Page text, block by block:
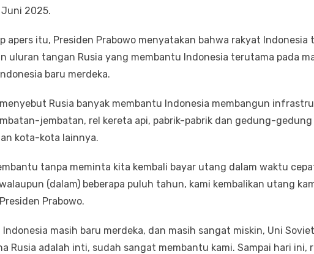
Juni 2025.
apers itu, Presiden Prabowo menyatakan bahwa rakyat Indonesia
uluran tangan Rusia yang membantu Indonesia terutama pada
baru merdeka.
Rusia banyak membantu Indonesia membangun
jembatan, rel kereta api, pabrik-pabrik dan gedung-gedung
kota-kota lainnya.
tanpa meminta kita kembali bayar utang dalam waktu
(dalam) beberapa puluh tahun, kami kembalikan utang
Prabowo.
Indonesia masih baru merdeka, dan masih sangat miskin, Uni
Rusia adalah inti, sudah sangat membantu kami. Sampai hari ini,